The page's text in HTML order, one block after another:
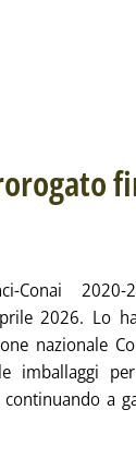
Conai
2026. Lo
nazionale
imballaggi
a